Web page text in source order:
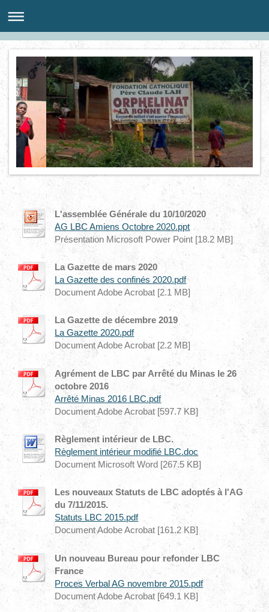
L'assemblée Générale du 10/10/2020
AG LBC Amiens Octobre 2020.ppt
Présentation Microsoft Power Point [18.2 MB]
La Gazette de mars 2020
La Gazette des confinés 2020.pdf
Document Adobe Acrobat [2.1 MB]
La Gazette de décembre 2019
La Gazette 2020.pdf
Document Adobe Acrobat [2.2 MB]
Agrément de LBC par Arrêté du Minas le 26
octobre 2016
Arrêté Minas 2016 LBC.pdf
Document Adobe Acrobat [597.7 KB]
Règlement intérieur de LBC.
Règlement intérieur modifié LBC.doc
Document Microsoft Word [267.5 KB]
Les nouveaux Statuts de LBC adoptés à l'AG
du 7/11/2015.
Statuts LBC 2015.pdf
Document Adobe Acrobat [161.2 KB]
Un nouveau Bureau pour refonder LBC
France
Proces Verbal AG novembre 2015.pdf
Document Adobe Acrobat [649.1 KB]